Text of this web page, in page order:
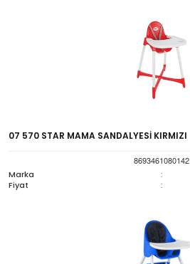
07 570 STAR MAMA SANDALYESİ KIRMIZI
8693461080142
Marka
:
Fiyat :